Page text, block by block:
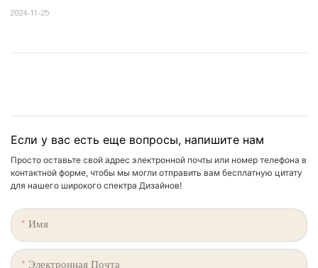
2024-11-25
Если у вас есть еще вопросы, напишите нам
Просто оставьте свой адрес электронной почты или номер телефона в
контактной форме, чтобы мы могли отправить вам бесплатную цитату
для нашего широкого спектра Дизайнов!
Имя
Электронная Почта